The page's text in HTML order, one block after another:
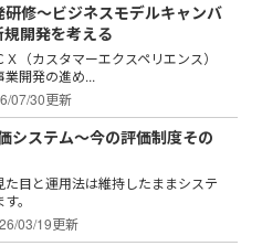
修～ビジネスモデルキャンバ
開発を考える
（カスタマーエクスペリエンス）
開発の進め...
07/30更新
システム～今の評価制度その
た目と運用法は維持したままシステ
。
03/19更新